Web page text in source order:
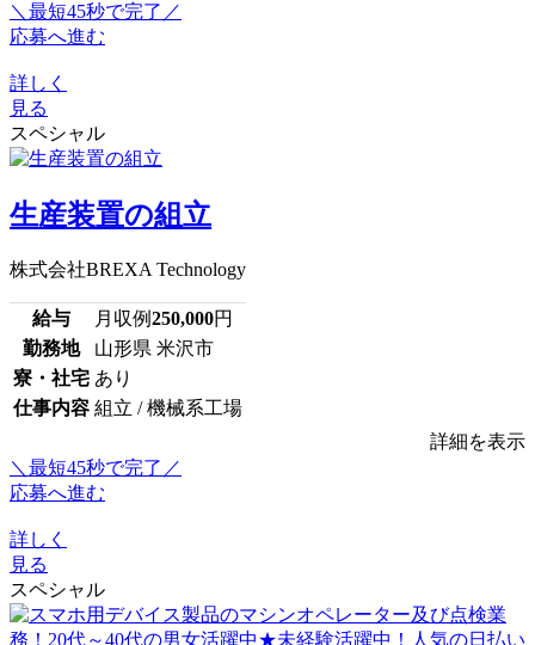
＼最短45秒で完了／
応募へ進む
詳しく
見る
スペシャル
生産装置の組立
株式会社BREXA Technology
給与 月収例250,000円
勤務地
山形県 米沢市
寮・社宅 あり
仕事内容 組立 / 機械系工場
詳細を表示
＼最短45秒で完了／
応募へ進む
詳しく
見る
スペシャル